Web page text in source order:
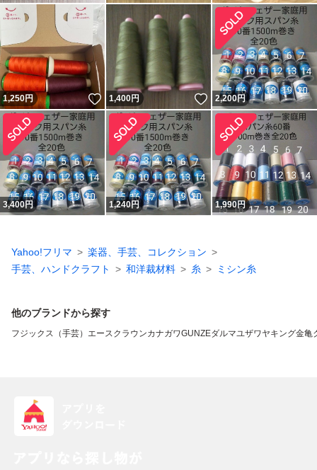
1,250円 いいね！
1,400円 いいね！
2,200円
3,400円 1,240円 1,990円
Yahoo!フリマ
楽器、手芸、コレクション
手芸、ハンドクラフト
和洋裁材料 糸 ミシン糸
他のブランドから探す
フジックス（手芸） エースクラウンカナガワGUNZEダルマユザワヤキング金亀